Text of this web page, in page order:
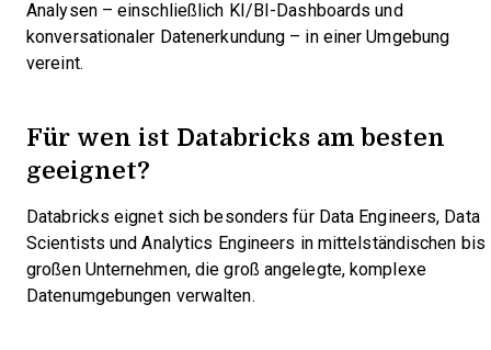
Analysen – einschließlich KI/BI-Dashboards und
konversationaler Datenerkundung – in einer Umgebung
vereint.
Für wen ist Databricks am besten
geeignet?
Databricks eignet sich besonders für Data Engineers, Data
Scientists und Analytics Engineers in mittelständischen bis
großen Unternehmen, die groß angelegte, komplexe
Datenumgebungen verwalten.